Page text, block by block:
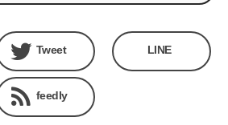
Tweet LINE
feedly